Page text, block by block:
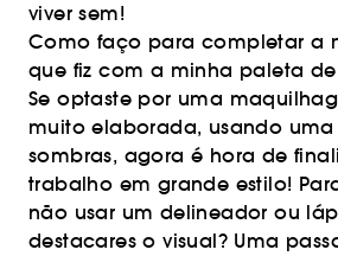
viver sem!
Como faço para completar a
que fiz com a minha paleta de
Se optaste por uma
muito elaborada, usando
sombras, agora é hora de
trabalho em grande estilo!
não usar um delineador ou
destacares o visual? Uma